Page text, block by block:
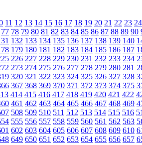
11 12 13 14 15 16 17 18 19 20 21 22 23 24
77 78 79 80 81 82 83 84 85 86 87 88 89 90
132 133 134 135 136 137 138 139 140
179 180 181 182 183 184 185 186 187
226 227 228 229 230 231 232 233 234
273 274 275 276 277 278 279 280 281
320 321 322 323 324 325 326 327 328
367 368 369 370 371 372 373 374 375
414 415 416 417 418 419 420 421 422
461 462 463 464 465 466 467 468 469
508 509 510 511 512 513 514 515 516
555 556 557 558 559 560 561 562 563
602 603 604 605 606 607 608 609 610
649 650 651 652 653 654 655 656 657